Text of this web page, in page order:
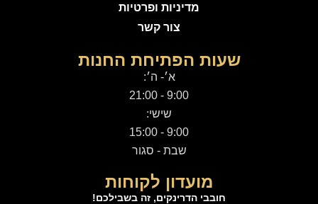
מדיניות ופרטיות
צור קשר
שעות הפתיחת החנות
א׳- ה׳:
9:00 - 21:00
שישי:
9:00 - 15:00
שבת - סגור
מועדון לקוחות
חובבי הדרינקים, זה בשבילכם!